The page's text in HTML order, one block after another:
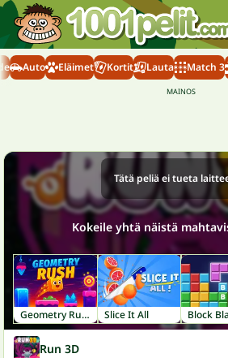
Auto Eläimet Kortit Lauta Match 3
Tätä peliä ei tueta
Kokeile yhtä näistä
Geometry Rush Slice It All Block
Run 3D